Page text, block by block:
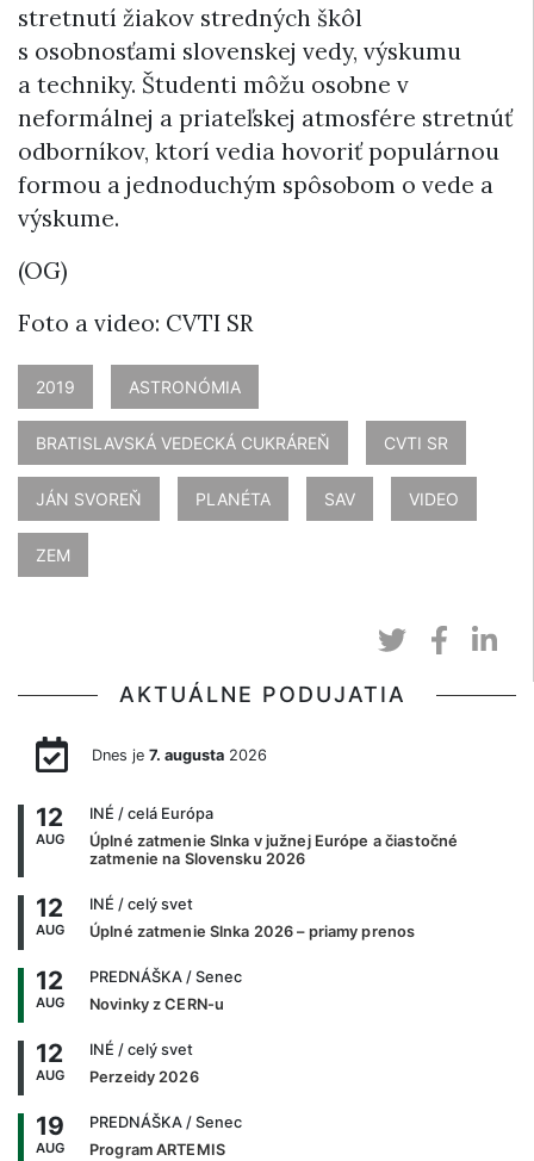
stretnutí žiakov stredných škôl
s osobnosťami slovenskej vedy, výskumu
a techniky. Študenti môžu osobne v
neformálnej a priateľskej atmosfére stretnúť
odborníkov, ktorí vedia hovoriť populárnou
formou a jednoduchým spôsobom o vede a
výskume.
(OG)
Foto a video: CVTI SR
2019 ASTRONÓMIA
BRATISLAVSKÁ VEDECKÁ CUKRÁREŇ CVTI SR
JÁN SVOREŇ PLANÉTA SAV VIDEO
ZEM
AKTUÁLNE PODUJATIA
Dnes je 7. augusta2026
12
AUG
INÉ / celá Európa
Úplné zatmenie Slnka v južnej Európe a čiastočné
zatmenie na Slovensku 2026
12
AUG
INÉ / celý svet
Úplné zatmenie Slnka 2026 – priamy prenos
12
AUG
PREDNÁŠKA / Senec
Novinky z CERN-u
12
AUG
INÉ / celý svet
Perzeidy 2026
19
AUG
PREDNÁŠKA / Senec
Program ARTEMIS